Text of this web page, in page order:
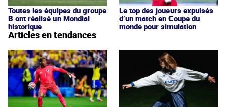
Toutes les équipes du groupe
B ont réalisé un Mondial
historique
Le top des joueurs expulsés
d’un match en Coupe du
monde pour simulation
Articles en tendances